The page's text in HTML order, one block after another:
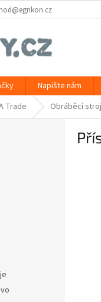
Napište nám
Trade Obráběcí